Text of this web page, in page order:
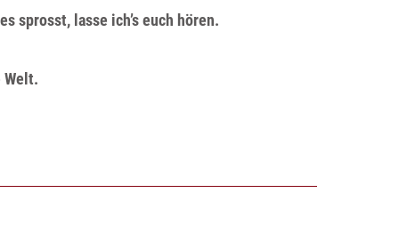
sprosst, lasse ich’s euch hören.
Welt.